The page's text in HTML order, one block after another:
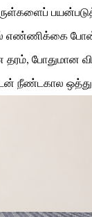
எண்ணிக்கை
போதுமான
நீண்டகால